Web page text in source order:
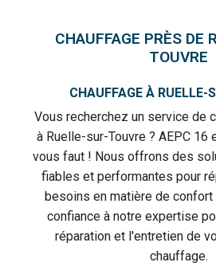
CHAUFFAGE PRÈS DE
TOUVRE
CHAUFFAGE À RUELLE-
Vous recherchez un service de
à Ruelle-sur-Touvre ? AEPC 16
vous faut ! Nous offrons des
fiables et performantes pour
besoins en matière de
confiance à notre expertise
réparation et l'entretien de
chauffage.